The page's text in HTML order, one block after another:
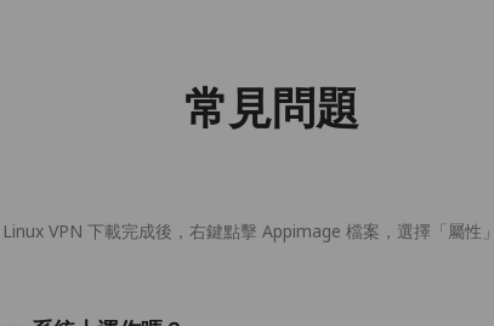
常見問題
VPN 下載完成後，右鍵點擊 Appimage 檔案，選擇「屬